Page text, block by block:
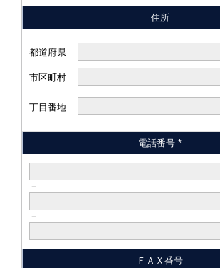
住所
都道府県
市区町村
丁目番地
電話番号 *
－
－
ＦＡＸ番号